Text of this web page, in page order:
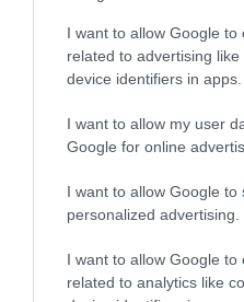
I want to allow Google to
related to advertising
device identifiers in apps.
I want to allow my user
Google for online
I want to allow Google to
personalized advertising.
I want to allow Google to
related to analytics like